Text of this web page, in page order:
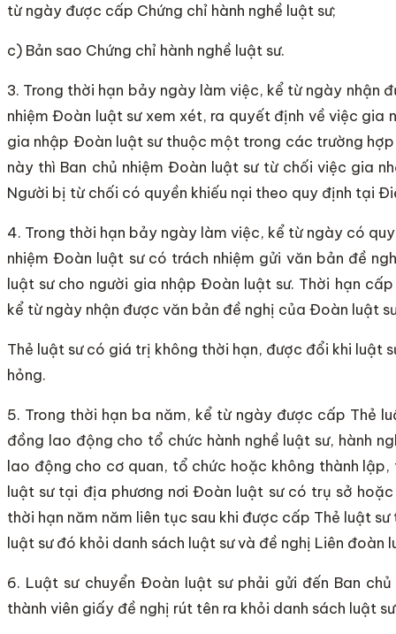
từ ngày được cấp Chứng chỉ hành nghề luật sư;
c) Bản sao Chứng chỉ hành nghề luật sư.
3. Trong thời hạn bảy ngày làm việc, kể từ ngày nhận
nhiệm Đoàn luật sư xem xét, ra quyết định về việc gia
gia nhập Đoàn luật sư thuộc một trong các trường
này thì Ban chủ nhiệm Đoàn luật sư từ chối việc gia
Người bị từ chối có quyền khiếu nại theo quy định tại
4. Trong thời hạn bảy ngày làm việc, kể từ ngày có
nhiệm Đoàn luật sư có trách nhiệm gửi văn bản đề
luật sư cho người gia nhập Đoàn luật sư. Thời hạn
kể từ ngày nhận được văn bản đề nghị của Đoàn luật
Thẻ luật sư có giá trị không thời hạn, được đổi khi luật
hỏng.
5. Trong thời hạn ba năm, kể từ ngày được cấp Thẻ
đồng lao động cho tổ chức hành nghề luật sư, hành
lao động cho cơ quan, tổ chức hoặc không thành
luật sư tại địa phương nơi Đoàn luật sư có trụ sở
thời hạn năm năm liên tục sau khi được cấp Thẻ luật
luật sư đó khỏi danh sách luật sư và đề nghị Liên đoàn
6. Luật sư chuyển Đoàn luật sư phải gửi đến Ban
thành viên giấy đề nghị rút tên ra khỏi danh sách luật